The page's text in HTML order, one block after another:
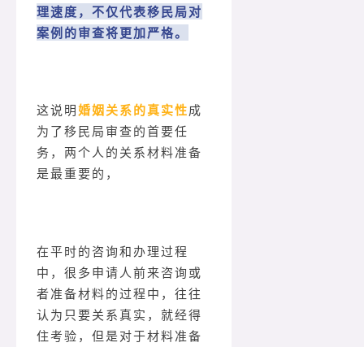
理速度，不仅代表移民局对
案例的审查将更加严格。
这说明婚姻关系的真实性成
为了移民局审查的首要任
务，两个人的关系材料准备
是最重要的，
在平时的咨询和办理过程
中，很多申请人前来咨询或
者准备材料的过程中，往往
认为只要关系真实，就经得
住考验，但是对于材料准备